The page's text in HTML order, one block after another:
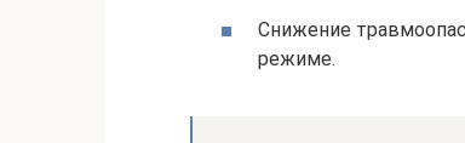
Снижение
режиме.